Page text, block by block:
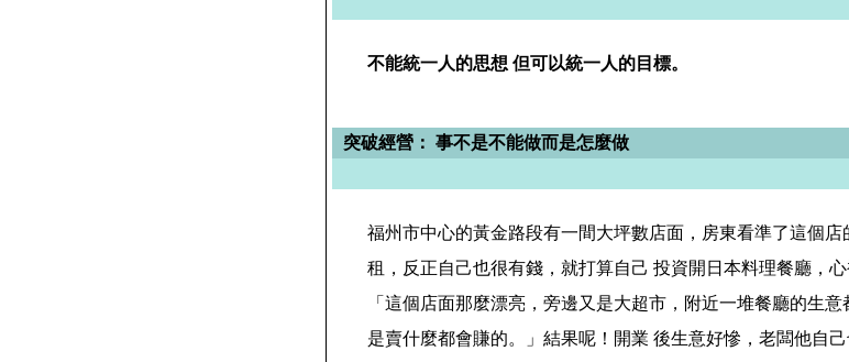
不能統一人的思想 但可以統一人的目標。
突破經營： 事不是不能做而是怎麼做
福州市中心的黃金路段有一間大坪數店面，房東看準了這個店
租，反正自己也很有錢，就打算自己 投資開日本料理餐廳，心
「這個店面那麼漂亮，旁邊又是大超市，附近一堆餐廳的生
是賣什麼都會賺的。」結果呢！開業 後生意好慘，老闆他自